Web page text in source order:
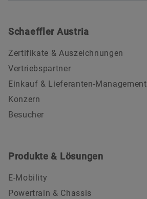
Schaeffler Austria
Zertifikate & Auszeichnungen
Vertriebspartner
Einkauf & Lieferanten-Management
Konzern
Besucher
Produkte & Lösungen
E-Mobility
Powertrain & Chassis